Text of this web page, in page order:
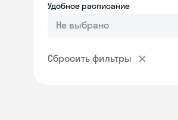
Удобное расписание
Не выбрано
Сбросить фильтры